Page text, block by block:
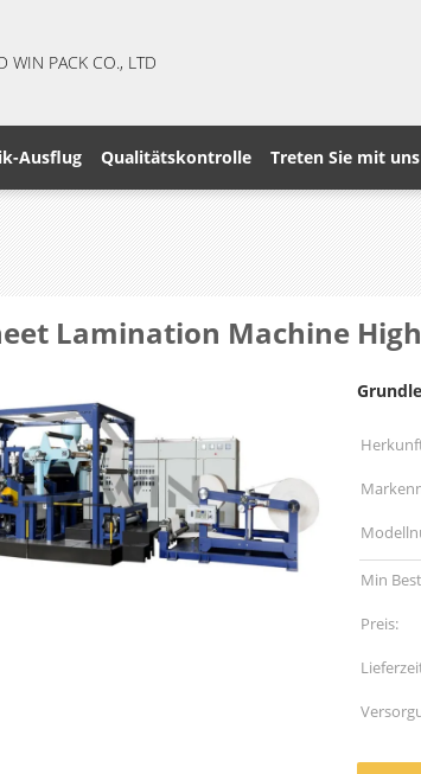
WIN PACK CO., LTD
Ausflug Qualitätskontrolle Treten Sie mit
Lamination Machine
Min
Preis: